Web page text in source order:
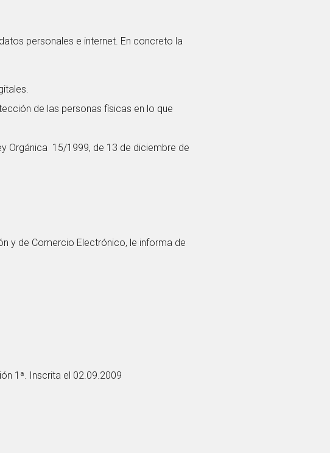
personales e internet. En concreto la
de las personas físicas en lo que
Orgánica 15/1999, de 13 de diciembre de
y de Comercio Electrónico, le informa de
1ª. Inscrita el 02.09.2009